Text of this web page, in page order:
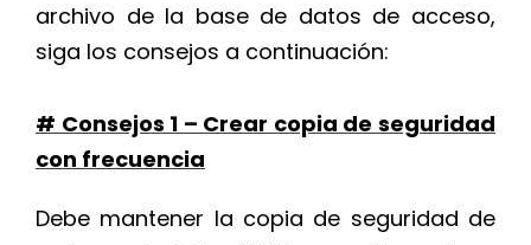
archivo de la base de datos de acceso,
siga los consejos a continuación:
# Consejos 1 – Crear copia de seguridad
con frecuencia
Debe mantener la copia de seguridad de